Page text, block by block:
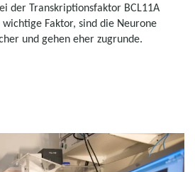
der Transkriptionsfaktor BCL11A
Faktor, sind die Neurone
und gehen eher zugrunde.